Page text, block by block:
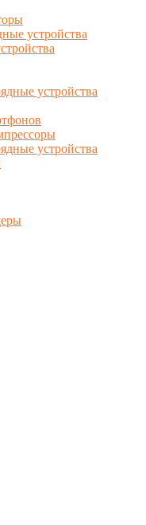
устройства
устройства
устройства